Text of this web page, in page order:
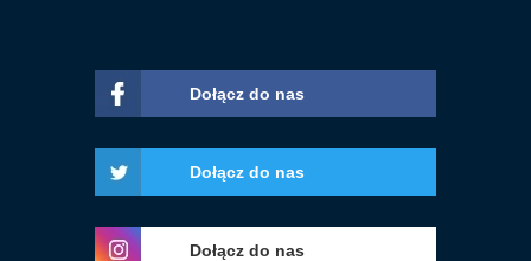
Dołącz do nas
Dołącz do nas
Dołącz do nas